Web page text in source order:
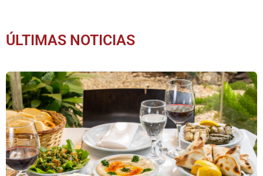
ÚLTIMAS NOTICIAS